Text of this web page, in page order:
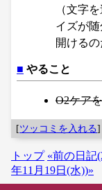
（文字
イズが随
開けるの
■ やること
O2ケア
[ツッコミを入れる]
トップ «前の日記
年11月19日(水))»